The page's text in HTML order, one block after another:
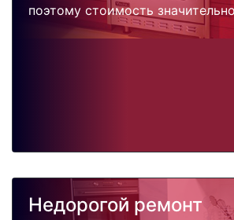
поэтому стоимость
Недорогой ремонт